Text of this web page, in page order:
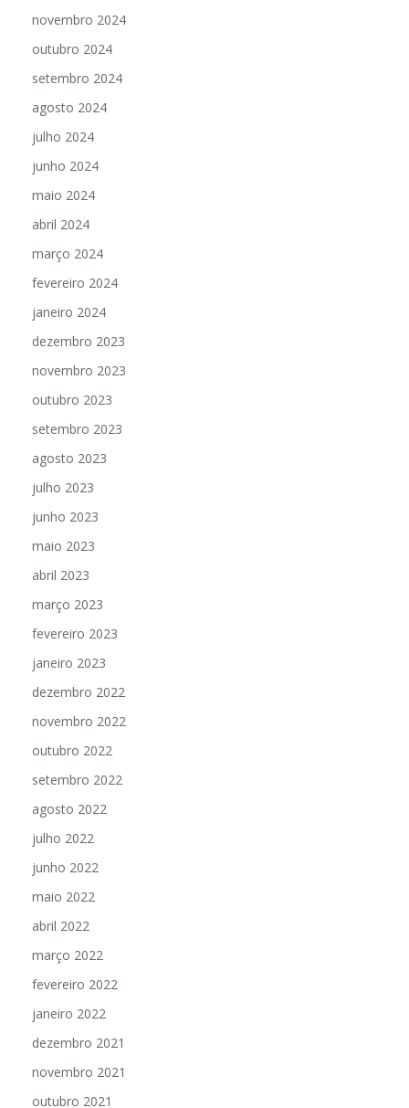
novembro 2024
outubro 2024
setembro 2024
agosto 2024
julho 2024
junho 2024
maio 2024
abril 2024
março 2024
fevereiro 2024
janeiro 2024
dezembro 2023
novembro 2023
outubro 2023
setembro 2023
agosto 2023
julho 2023
junho 2023
maio 2023
abril 2023
março 2023
fevereiro 2023
janeiro 2023
dezembro 2022
novembro 2022
outubro 2022
setembro 2022
agosto 2022
julho 2022
junho 2022
maio 2022
abril 2022
março 2022
fevereiro 2022
janeiro 2022
dezembro 2021
novembro 2021
outubro 2021